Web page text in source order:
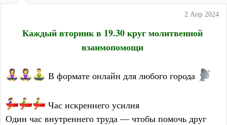
2 Апр 2024
Каждый вторник в 19.30 круг молитвенной
взаимопомощи
В формате онлайн для любого города
Час искреннего усилия
Один час внутреннего труда — чтобы помочь друг